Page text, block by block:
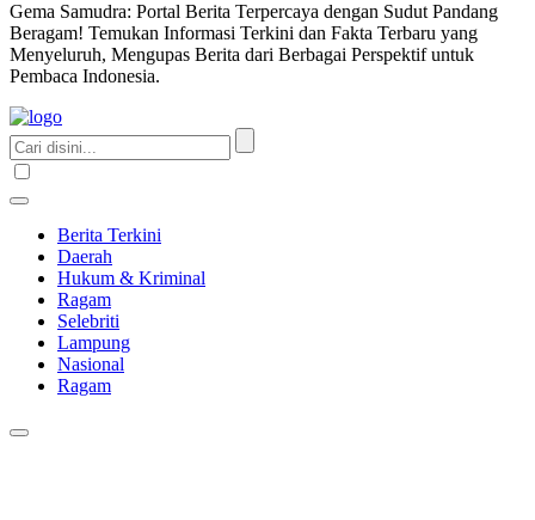
Gema Samudra: Portal Berita Terpercaya dengan Sudut Pandang
Beragam! Temukan Informasi Terkini dan Fakta Terbaru yang
Menyeluruh, Mengupas Berita dari Berbagai Perspektif untuk
Pembaca Indonesia.
Berita Terkini
Daerah
Hukum & Kriminal
Ragam
Selebriti
Lampung
Nasional
Ragam